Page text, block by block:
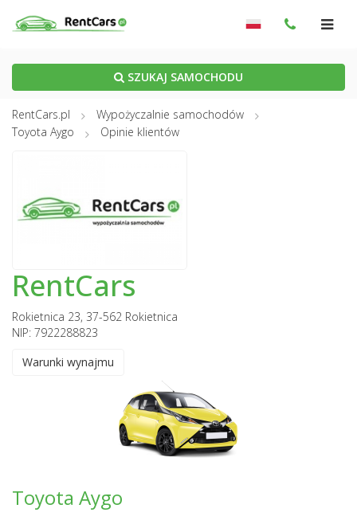
SZUKAJ SAMOCHODU
RentCars.pl
Wypożyczalnie samochodów
Toyota Aygo
Opinie klientów
RentCars
Rokietnica 23, 37-562 Rokietnica
NIP: 7922288823
Warunki wynajmu
Toyota Aygo